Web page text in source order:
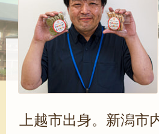
上越市出身。新潟